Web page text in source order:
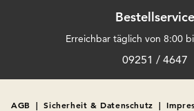
Bestellservice
Erreichbar täglich von 8:00
09251 / 4647
AGB | Sicherheit & Datenschutz |